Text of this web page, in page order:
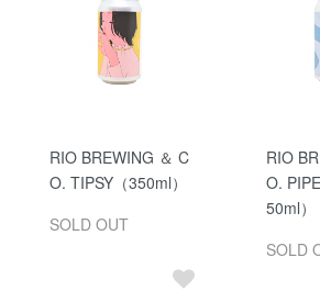
RIO BREWING ＆ C
O. TIPSY（350ml）
SOLD OUT
RIO
O.
50ml）
SOLD